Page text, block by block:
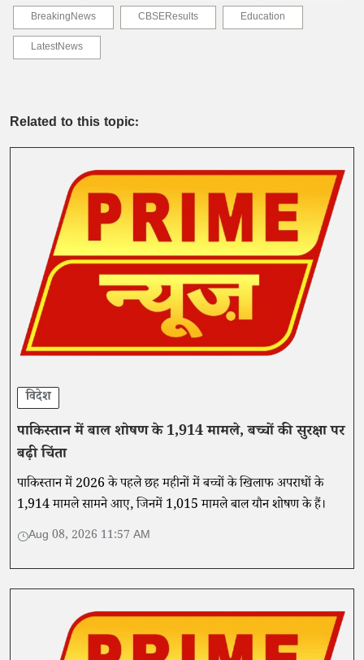
BreakingNews
CBSEResults
Education
LatestNews
Related to this topic:
विदेश
पाकिस्तान में बाल शोषण के 1,914 मामले, बच्चों की सुरक्षा पर
बढ़ी चिंता
पाकिस्तान में 2026 के पहले छह महीनों में बच्चों के खिलाफ अपराधों के
1,914 मामले सामने आए, जिनमें 1,015 मामले बाल यौन शोषण के हैं।
Aug 08, 2026 11:57 AM